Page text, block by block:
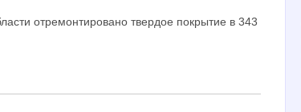
отремонтировано твердое покрытие в 343